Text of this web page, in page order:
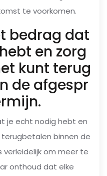
te voorkomen.
bedrag dat
en zorg
kunt terug
de afgespr
je echt nodig hebt en
binnen de
verleidelijk om meer te
onthoud dat elke